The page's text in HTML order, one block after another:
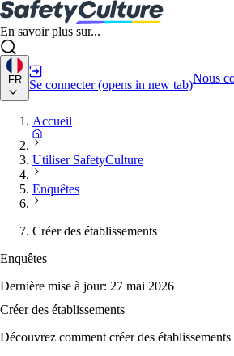
En savoir plus sur...
FR Se connecter (opens in new tab)Nous
Accueil
Utiliser SafetyCulture
Enquêtes
Créer des établissements
Enquêtes
Dernière mise à jour: 27 mai 2026
Créer des établissements
Découvrez comment créer des